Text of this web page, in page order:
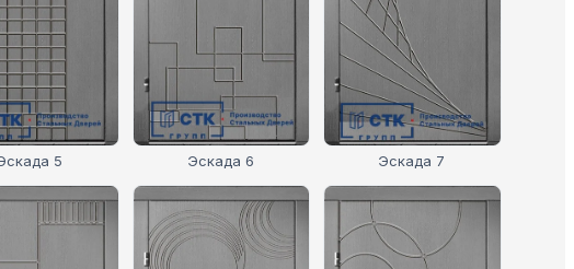
5 Эскада 6 Эскада 7